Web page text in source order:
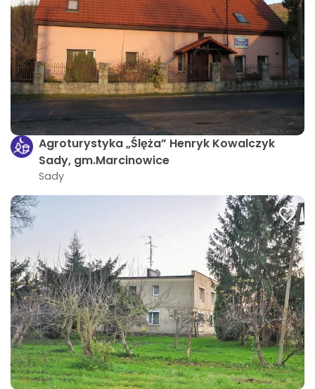
Agroturystyka „Ślęża” Henryk Kowalczyk
Sady, gm.Marcinowice
Sady